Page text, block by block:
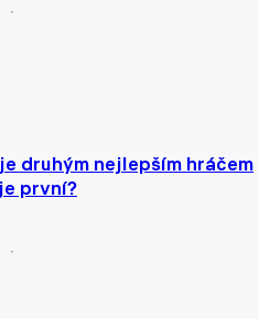
druhým nejlepším hráčem
první?